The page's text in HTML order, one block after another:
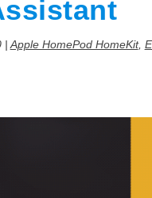
| Apple HomePod HomeKit,